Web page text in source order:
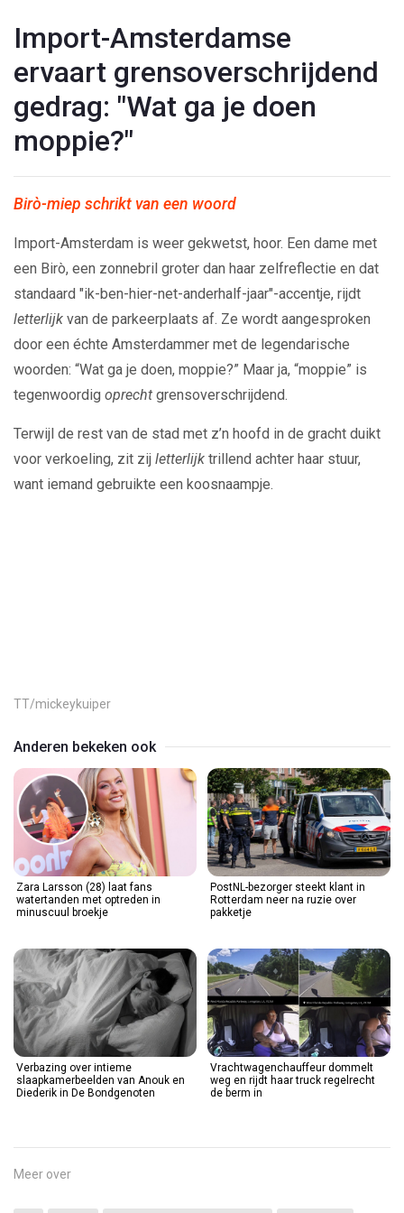
Import-Amsterdamse
ervaart grensoverschrijdend
gedrag: "Wat ga je doen
moppie?"
Birò-miep schrikt van een woord
Import-Amsterdam is weer gekwetst, hoor. Een dame met
een Birò, een zonnebril groter dan haar zelfreflectie en dat
standaard "ik-ben-hier-net-anderhalf-jaar"-accentje, rijdt
letterlijk van de parkeerplaats af. Ze wordt aangesproken
door een échte Amsterdammer met de legendarische
woorden: “Wat ga je doen, moppie?” Maar ja, “moppie” is
tegenwoordig oprecht grensoverschrijdend.
Terwijl de rest van de stad met z’n hoofd in de gracht duikt
voor verkoeling, zit zij letterlijk trillend achter haar stuur,
want iemand gebruikte een koosnaampje.
TT/mickeykuiper
Anderen bekeken ook
Zara Larsson (28) laat fans
watertanden met optreden in
minuscuul broekje
PostNL-bezorger steekt klant in
Rotterdam neer na ruzie over
pakketje
Verbazing over intieme
slaapkamerbeelden van Anouk en
Diederik in De Bondgenoten
Vrachtwagenchauffeur dommelt
weg en rijdt haar truck regelrecht
de berm in
Meer over